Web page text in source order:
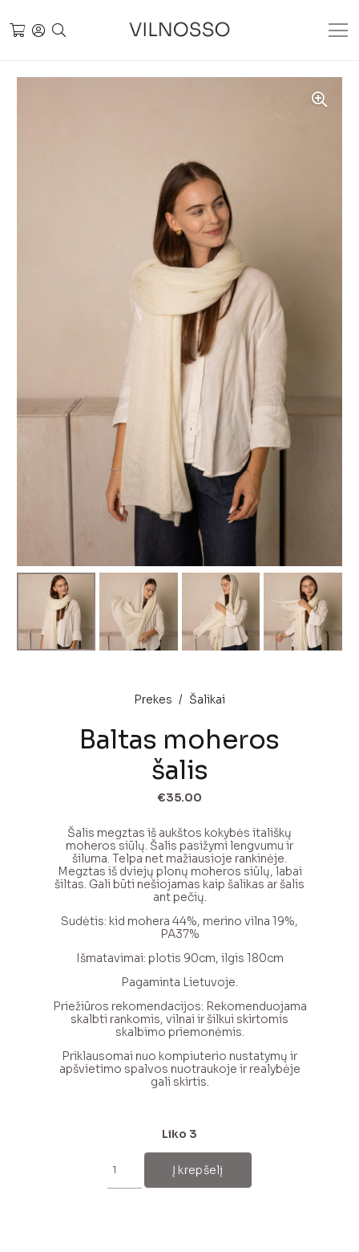
Prekes / Šalikai
Baltas moheros
šalis
€35.00
Šalis megztas iš aukštos kokybės itališkų
moheros siūlų. Šalis pasižymi lengvumu ir
šiluma. Telpa net mažiausioje rankinėje.
Megztas iš dviejų plonų moheros siūlų, labai
šiltas. Gali būti nešiojamas kaip šalikas ar šalis
ant pečių.
Sudėtis: kid mohera 44%, merino vilna 19%,
PA37%
Išmatavimai: plotis 90cm, ilgis 180cm
Pagaminta Lietuvoje.
Priežiūros rekomendacijos: Rekomenduojama
skalbti rankomis, vilnai ir šilkui skirtomis
skalbimo priemonėmis.
Priklausomai nuo kompiuterio nustatymų ir
apšvietimo spalvos nuotraukoje ir realybėje
gali skirtis.
Liko 3
produkto
kiekis:
Į krepšelį